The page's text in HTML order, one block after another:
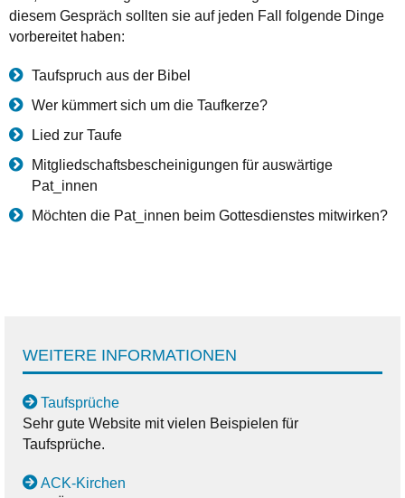
diesem Gespräch sollten sie auf jeden Fall folgende Dinge
vorbereitet haben:
Taufspruch aus der Bibel
Wer kümmert sich um die Taufkerze?
Lied zur Taufe
Mitgliedschaftsbescheinigungen für auswärtige
Pat_innen
Möchten die Pat_innen beim Gottesdienstes mitwirken?
WEITERE INFORMATIONEN
Taufsprüche
Sehr gute Website mit vielen Beispielen für
Taufsprüche.
ACK-Kirchen